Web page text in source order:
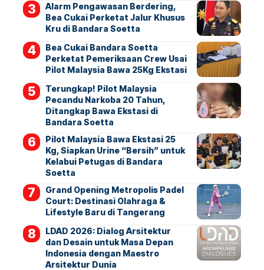
Alarm Pengawasan Berdering,
Bea Cukai Perketat Jalur Khusus
Kru di Bandara Soetta
Bea Cukai Bandara Soetta
Perketat Pemeriksaan Crew Usai
Pilot Malaysia Bawa 25Kg Ekstasi
Terungkap! Pilot Malaysia
Pecandu Narkoba 20 Tahun,
Ditangkap Bawa Ekstasi di
Bandara Soetta
Pilot Malaysia Bawa Ekstasi 25
Kg, Siapkan Urine “Bersih” untuk
Kelabui Petugas di Bandara
Soetta
Grand Opening Metropolis Padel
Court: Destinasi Olahraga &
Lifestyle Baru di Tangerang
LDAD 2026: Dialog Arsitektur
dan Desain untuk Masa Depan
Indonesia dengan Maestro
Arsitektur Dunia